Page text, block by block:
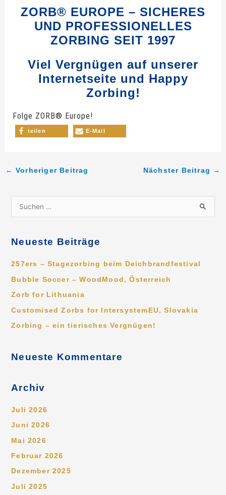
ZORB® EUROPE – SICHERES
UND PROFESSIONELLES
ZORBING SEIT 1997
Viel Vergnügen auf unserer
Internetseite und Happy
Zorbing!
Folge ZORB® Europe!
teilen E-Mail
← Vorheriger Beitrag Nächster Beitrag →
e
n
n
Neueste Beiträge
257ers – Stagezorbing beim Deichbrandfestival
Bubble Soccer – WoodMood, Österreich
Zorb for Lithuania
Customised Zorbs for IntersystemEU, Slovakia
Zorbing – ein tierisches Vergnügen!
Neueste Kommentare
Archiv
Juli 2026
Juni 2026
Mai 2026
Februar 2026
Dezember 2025
Juli 2025